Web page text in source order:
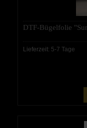
DTF-Bügelfolie
Lieferzeit: 5-7 Tage